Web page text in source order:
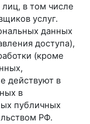
лиц, в том числе
услуг.
данных
доступа),
(кроме
действуют в
в
публичных
РФ.